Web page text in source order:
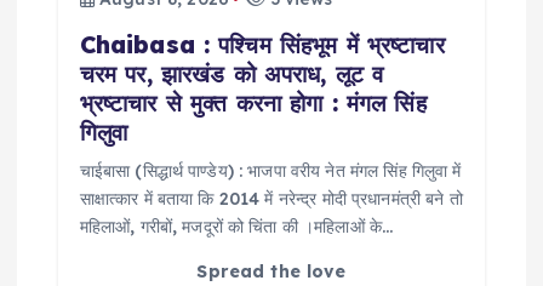
Chaibasa : पश्चिम सिंहभूम में भ्रष्टाचार
चरम पर, झारखंड को अपराध, लूट व
भ्रष्टाचार से मुक्त करना होगा : मंगल सिंह
गिलुवा
चाईबासा (सिद्धार्थ पाण्डेय) : भाजपा वरीय नेत मंगल सिंह गिलुवा में
साक्षात्कार में बताया कि 2014 में नरेन्द्र मोदी प्रधानमंत्री बने तो
महिलाओं, गरीबों, मजदूरों को चिंता की ।महिलाओं के…
Spread the love